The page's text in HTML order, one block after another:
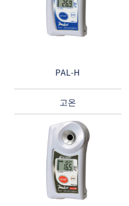
PAL-H
고온